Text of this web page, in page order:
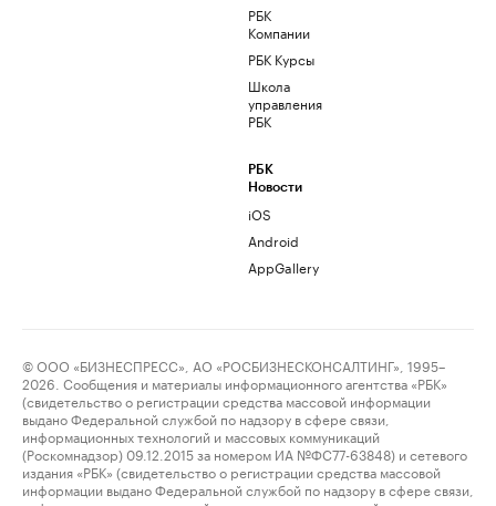
РБК
Компании
РБК Курсы
Школа
управления
РБК
РБК
Новости
iOS
Android
AppGallery
© ООО «БИЗНЕСПРЕСС», АО «РОСБИЗНЕСКОНСАЛТИНГ», 1995–
2026. Сообщения и материалы информационного агентства «РБК»
(свидетельство о регистрации средства массовой информации
выдано Федеральной службой по надзору в сфере связи,
информационных технологий и массовых коммуникаций
(Роскомнадзор) 09.12.2015 за номером ИА №ФС77-63848) и сетевого
издания «РБК» (свидетельство о регистрации средства массовой
информации выдано Федеральной службой по надзору в сфере связи,